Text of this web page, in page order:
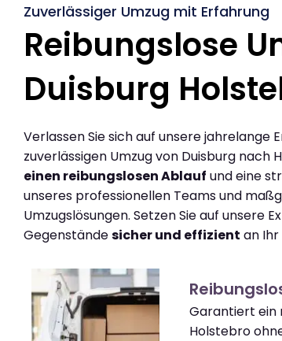
Zuverlässiger Umzug mit Erfahrung
Reibungslose
Duisburg
Verlassen Sie sich auf unsere jahrelange
zuverlässigen Umzug von Duisburg nach
einen reibungslosen Ablauf und eine
unseres professionellen Teams und
Umzugslösungen. Setzen Sie auf unsere
Gegenständesicher und effizient an Ihr
Garantiert ein
Holstebro